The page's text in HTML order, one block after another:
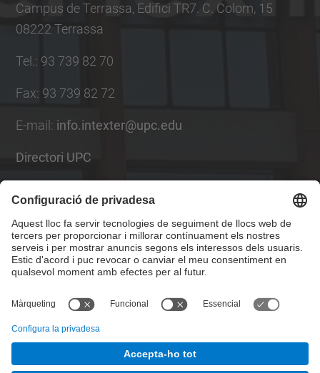
Campus de Terrassa, Edifici TR7. C. Colom, 15
08222 Terrassa
Tel. : 93 739 82 70
Fax: 93 739 82 72
E-mail : info.intexter@upc.edu
Directori UPC
Llista Xarxes Socials
© UPCInstitut d'Investigació Tèxtil i Cooperació Industrial